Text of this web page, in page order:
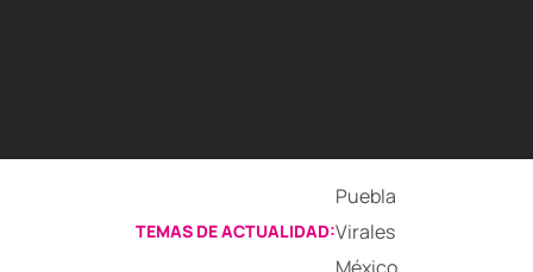
TEMAS DE ACTUALIDAD:
Puebla
Virales
México